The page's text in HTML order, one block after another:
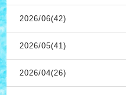
2026/06(42)
2026/05(41)
2026/04(26)